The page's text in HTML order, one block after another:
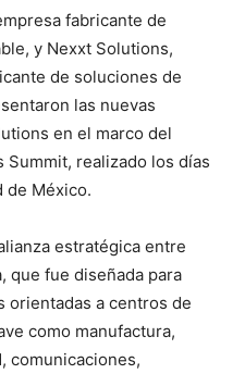
fabricante de
y Nexxt Solutions,
de soluciones de
las nuevas
en el marco del
Summit, realizado los días
de México.
estratégica entre
que fue diseñada para
a centros de
como manufactura,
comunicaciones,